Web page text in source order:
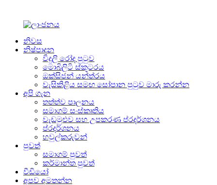
නිවස
නිෂ්පාදන
විදුලි රෝද පුටුව
මොබිලිටි ස්කූටරය
ඔක්සිජන් යන්ත්රය
වැසිකිළිය සමඟ සෝපාන පුටුව මාරු කරන්න
අපි ගැන
තත්ත්ව පාලනය
සමාගම් සංස්කෘතිය
වැඩමුළුව සහ උපකරණ ප්රදර්ශනය
ප්රදර්ශනය
හවුල්කරුවන්
පුවත්
සමාගම් පුවත්
කර්මාන්ත පුවත්
වීඩියෝ
අපව අමතන්න